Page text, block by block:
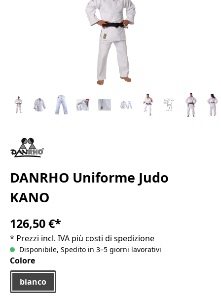
DANRHO Uniforme Judo
KANO
126,50 €*
* Prezzi incl. IVA più costi di spedizione
Disponibile, Spedito in 3–5 giorni lavorativi
Seleziona
Colore
bianco